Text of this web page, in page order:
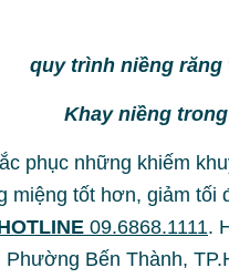
Khay niềng
phục những khiếm
miệng tốt hơn, giảm tối
09.6868.1111.
Bến Thành,